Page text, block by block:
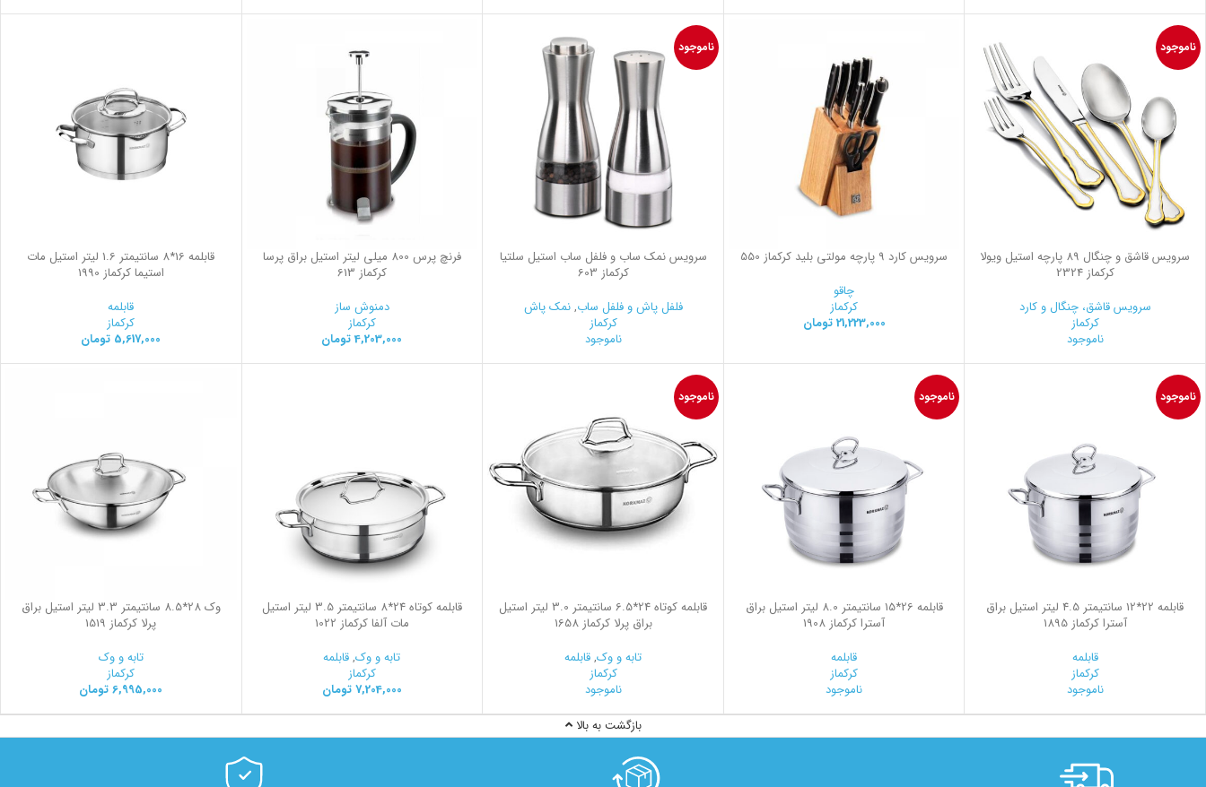
ناموجود
سرویس قاشق و چنگال 89 پارچه استیل ویولا
کرکماز 2324
سرویس قاشق، چنگال و کارد
کرکماز
ناموجود
سرویس کارد 9 پارچه مولتی بلید کرکماز 550
چاقو
کرکماز
21,223,000 تومان
ناموجود
سرویس نمک ساب و فلفل ساب استیل سلتیا
کرکماز 603
فلفل پاش و فلفل ساب,نمک پاش
کرکماز
ناموجود
فرنچ پرس 800 میلی لیتر استیل براق پرسا
کرکماز 613
دمنوش ساز
کرکماز
4,203,000 تومان
قابلمه 16*8 سانتیمتر 1.6 لیتر استیل مات
استیما کرکماز 1990
قابلمه
کرکماز
5,617,000 تومان
ناموجود
قابلمه 22*12 سانتیمتر 4.5 لیتر استیل براق
آسترا کرکماز 1895
قابلمه
کرکماز
ناموجود
ناموجود
قابلمه 26*15 سانتیمتر 8.0 لیتر استیل براق
آسترا کرکماز 1908
قابلمه
کرکماز
ناموجود
ناموجود
قابلمه کوتاه 24*6.5 سانتیمتر 3.0 لیتر استیل
براق پرلا کرکماز 1658
تابه و وک,قابلمه
کرکماز
ناموجود
قابلمه کوتاه 24*8 سانتیمتر 3.5 لیتر استیل
مات آلفا کرکماز 1022
تابه و وک,قابلمه
کرکماز
7,204,000تومان
وک 28*8.5 سانتیمتر 3.3 لیتر استیل براق
پرلا کرکماز 1519
تابه و وک
کرکماز
6,995,000 تومان
بازگشت به بالا